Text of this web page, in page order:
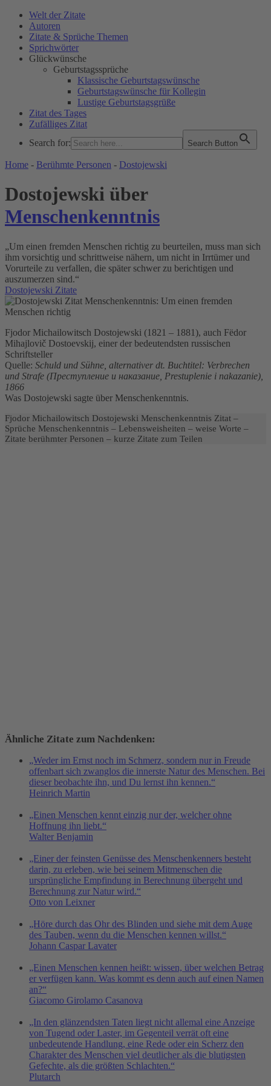
Welt der Zitate
Autoren
Zitate & Sprüche Themen
Sprichwörter
Glückwünsche
Geburtstagssprüche
Klassische Geburtstagswünsche
Geburtstagswünsche für Kollegin
Lustige Geburtstagsgrüße
Zitat des Tages
Zufälliges Zitat
Search for:
Search Button
WELT DER ZITATE
Home - Berühmte Personen - Dostojewski
Dostojewski über
Menschenkenntnis
„Um einen fremden Menschen richtig zu beurteilen, muss man sich
ihm vorsichtig und schrittweise nähern, um nicht in Irrtümer und
Vorurteile zu verfallen, die später schwer zu berichtigen und
auszumerzen sind.“
Dostojewski Zitate
Fjodor Michailowitsch Dostojewski (1821 – 1881), auch Fëdor
Mihajlovič Dostoevskij, einer der bedeutendsten russischen
Schriftsteller
Quelle: Schuld und Sühne, alternativer dt. Buchtitel: Verbrechen
und Strafe (Преступление и наказание, Prestuplenie i nakazanie),
1866
Was Dostojewski sagte über Menschenkenntnis.
Fjodor Michailowitsch Dostojewski Menschenkenntnis Zitat –
Sprüche Menschenkenntnis – Lebensweisheiten – weise Worte –
Zitate berühmter Personen – kurze Zitate zum Teilen
Ähnliche Zitate zum Nachdenken:
„Weder im Ernst noch im Schmerz, sondern nur in Freude
offenbart sich zwanglos die innerste Natur des Menschen. Bei
dieser beobachte ihn, und Du lernst ihn kennen.“
Heinrich Martin
„Einen Menschen kennt einzig nur der, welcher ohne
Hoffnung ihn liebt.“
Walter Benjamin
„Einer der feinsten Genüsse des Menschenkenners besteht
darin, zu erleben, wie bei seinem Mitmenschen die
ursprüngliche Empfindung in Berechnung übergeht und
Berechnung zur Natur wird.“
Otto von Leixner
„Höre durch das Ohr des Blinden und siehe mit dem Auge
des Tauben, wenn du die Menschen kennen willst.“
Johann Caspar Lavater
„Einen Menschen kennen heißt: wissen, über welchen Betrag
er verfügen kann. Was kommt es denn auch auf einen Namen
an?“
Giacomo Girolamo Casanova
„In den glänzendsten Taten liegt nicht allemal eine Anzeige
von Tugend oder Laster, im Gegenteil verrät oft eine
unbedeutende Handlung, eine Rede oder ein Scherz den
Charakter des Menschen viel deutlicher als die blutigsten
Gefechte, als die größten Schlachten.“
Plutarch